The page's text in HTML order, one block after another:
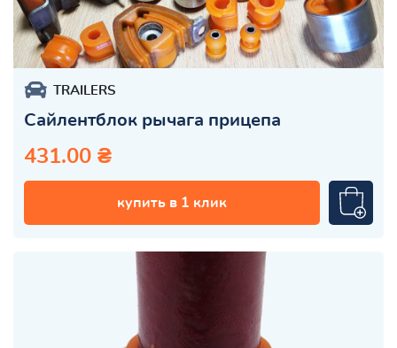
TRAILERS
Сайлентблок рычага прицепа
431.00 ₴
купить в 1 клик